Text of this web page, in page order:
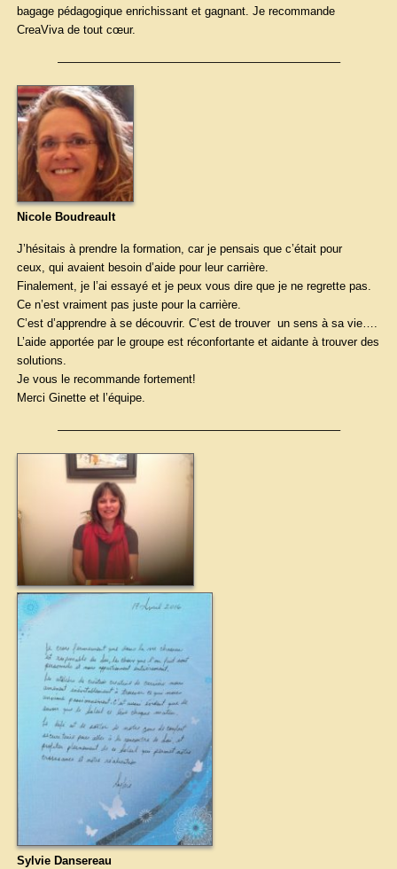
bagage pédagogique enrichissant et gagnant. Je recommande
CreaViva de tout cœur.
————————————————————————–
Nicole Boudreault
J’hésitais à prendre la formation, car je pensais que c’était pour
ceux, qui avaient besoin d’aide pour leur carrière.
Finalement, je l’ai essayé et je peux vous dire que je ne regrette pas.
Ce n’est vraiment pas juste pour la carrière.
C’est d’apprendre à se découvrir. C’est de trouver un sens à sa vie….
L’aide apportée par le groupe est réconfortante et aidante à trouver des
solutions.
Je vous le recommande fortement!
Merci Ginette et l’équipe.
————————————————————————–
Sylvie Dansereau